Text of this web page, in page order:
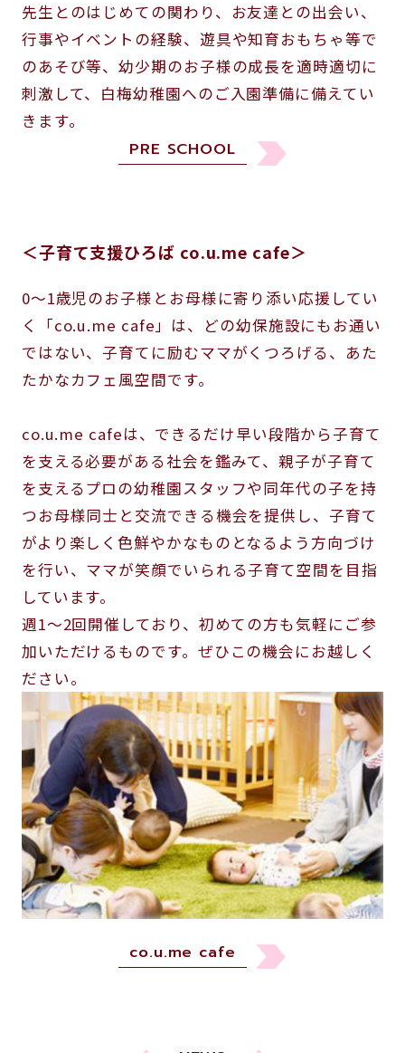
先生とのはじめての関わり、お友達との出会い、
行事やイベントの経験、遊具や知育おもちゃ等で
のあそび等、幼少期のお子様の成長を適時適切に
刺激して、白梅幼稚園へのご入園準備に備えてい
きます。
PRE SCHOOL
＜子育て支援ひろば co.u.me cafe＞
0～1歳児のお子様とお母様に寄り添い応援してい
く「co.u.me cafe」は、どの幼保施設にもお通い
ではない、子育てに励むママがくつろげる、あた
たかなカフェ風空間です。
co.u.me cafeは、できるだけ早い段階から子育て
を支える必要がある社会を鑑みて、親子が子育て
を支えるプロの幼稚園スタッフや同年代の子を持
つお母様同士と交流できる機会を提供し、子育て
がより楽しく色鮮やかなものとなるよう方向づけ
を行い、ママが笑顔でいられる子育て空間を目指
しています。
週1～2回開催しており、初めての方も気軽にご参
加いただけるものです。ぜひこの機会にお越しく
ださい。
co.u.me cafe